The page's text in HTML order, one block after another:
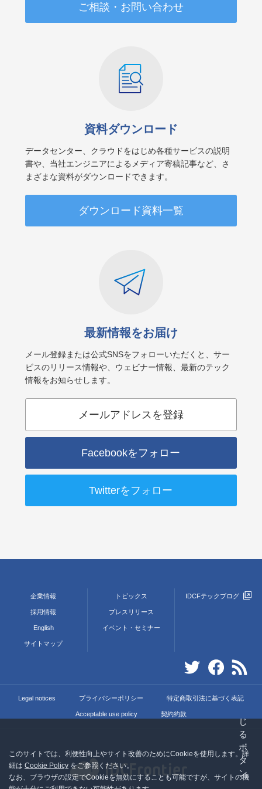
このサイトでは、利便性向上やサイト改善のためにCookieを使用します。詳
細は Cookie Policy をご参照ください。
なお、ブラウザの設定でCookieを無効にすることも可能ですが、サイトの機
ご相談・お問い合わせ
資料ダウンロード
データセンター、クラウドをはじめ各種サービスの説明
書や、当社エンジニアによるメディア寄稿記事など、さ
まざまな資料がダウンロードできます。
ダウンロード資料一覧
最新情報をお届け
メール登録または公式SNSをフォローいただくと、サー
ビスのリリース情報や、ウェビナー情報、最新のテック
情報をお知らせします。
メールアドレスを登録
Facebookをフォロー
Twitterをフォロー
企業情報
採用情報
English
サイトマップ
トピックス
プレスリリース
イベント・セミナー
IDCFテックブログ
Legal notices プライバシーポリシー 特定商取引法に基づく表記
Acceptable use policy 契約約款